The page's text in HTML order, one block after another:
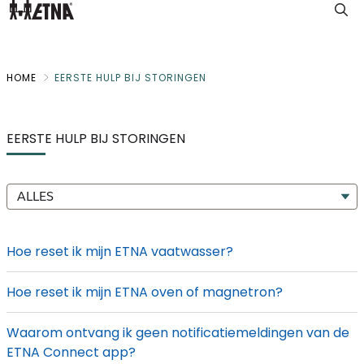
Skip
HOME EERSTE HULP BIJ STORINGEN
EERSTE HULP BIJ STORINGEN
ALLES
Hoe reset ik mijn ETNA vaatwasser?
Hoe reset ik mijn ETNA oven of magnetron?
Waarom ontvang ik geen notificatiemeldingen van de
ETNA Connect app?